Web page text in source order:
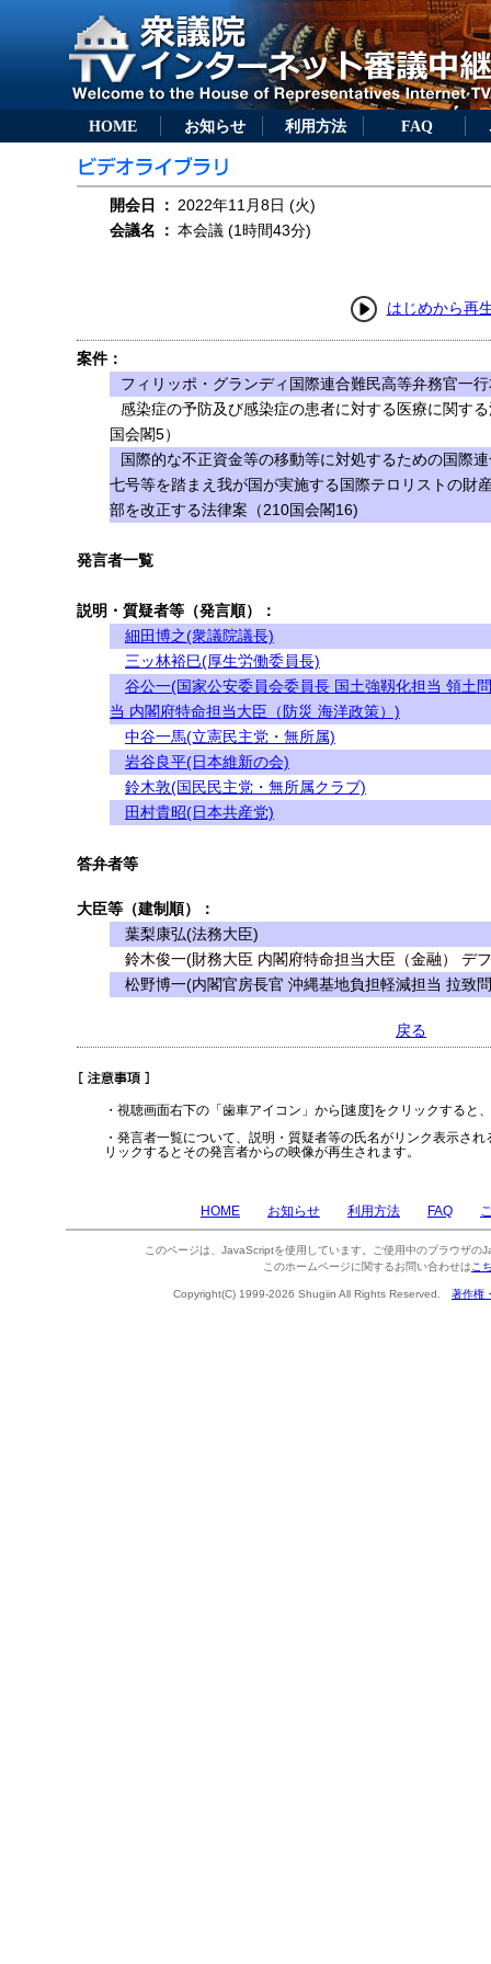
HOME お知らせ 利用方法 FAQ
開会日 ： 2022年11月8日 (火)
会議名
： 本会議 (1時間43分)
はじめから再
案件：
フィリッポ・グランディ国際連合難民高等弁務官一
感染症の予防及び感染症の患者に対する医療に関す
国会閣5）
国際的な不正資金等の移動等に対処するための国際
七号等を踏まえ我が国が実施する国際テロリストの財
部を改正する法律案（210国会閣16)
発言者一覧
説明・質疑者等（発言順）：
細田博之(衆議院議長)
三ッ林裕巳(厚生労働委員長)
谷公一(国家公安委員会委員長 国土強靱化担当 領土
当 内閣府特命担当大臣（防災 海洋政策）)
中谷一馬(立憲民主党・無所属)
岩谷良平(日本維新の会)
鈴木敦(国民民主党・無所属クラブ)
田村貴昭(日本共産党)
答弁者等
大臣等（建制順）：
葉梨康弘(法務大臣)
鈴木俊一(財務大臣 内閣府特命担当大臣（金融） デ
松野博一(内閣官房長官 沖縄基地負担軽減担当 拉致
戻る
・視聴画面右下の「歯車アイコン」から[速度]をクリックすると
・発言者一覧について、説明・質疑者等の氏名がリンク表示さ
リックするとその発言者からの映像が再生されます。
HOME お知らせ 利用方法 FAQ
このページは、JavaScriptを使用しています。ご使用中のブラウザの
このホームページに関するお問い合わせは こ
Copyright(C) 1999-2026 Shugiin All Rights Reserved. 著作権